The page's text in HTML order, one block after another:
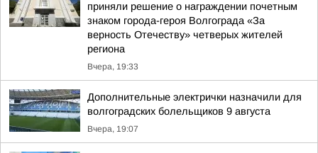
приняли решение о награждении почетным
знаком города-героя Волгограда «За
верность Отечеству» четверых жителей
региона
Вчера, 19:33
Дополнительные электрички назначили для
волгоградских болельщиков 9 августа
Вчера, 19:07